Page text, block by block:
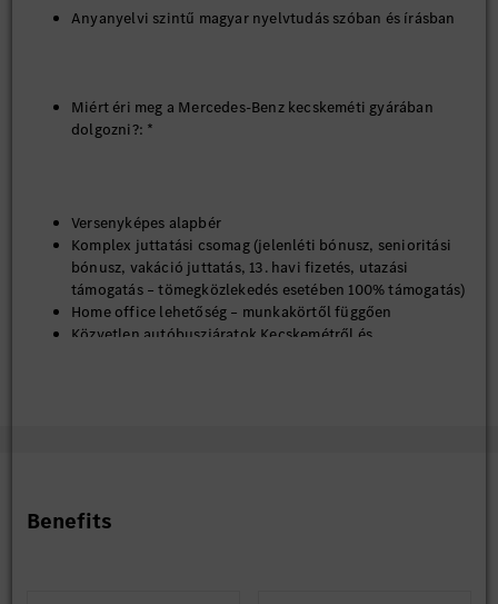
Anyanyelvi szintű magyar nyelvtudás szóban és írásban
Miért éri meg a Mercedes-Benz kecskeméti gyárában
dolgozni?: *
Versenyképes alapbér
Komplex juttatási csomag (jelenléti bónusz, senioritási
bónusz, vakáció juttatás, 13. havi fizetés, utazási
támogatás – tömegközlekedés esetében 100% támogatás)
Home office lehetőség – munkakörtől függően
Közvetlen autóbuszjáratok Kecskemétről és
Dolgozói kedvezmények kijelölt partnereinknél
Kollektív élet- és balesetbiztosítás
Benefits